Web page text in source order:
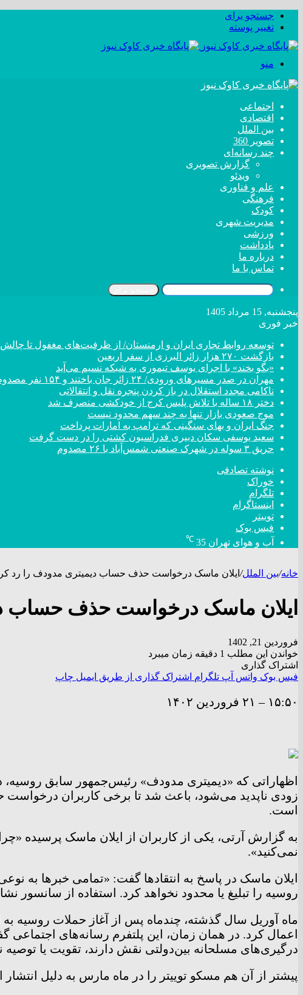
جستجو برای
تغییر پوسته
منو
اجتماعی
اقتصادی
بین الملل
تصویر 360
چند رسانه‌ای
گزارش تصویری
ویدئو
علم و فناوری
فرهنگی
کودک
مدیریت شهری
ورزشی
یادداشت
درباره ما
تماس با ما
پنجشنبه, 15 مرداد 1405
خبر فوری
توسعه روابط تجاری ایران و ارمنستان/ از ظرفیت‌های مغفول تا
بازگشت ۲۷۰ هزار زائر البرزی از سفر اربعین
«بگو بخند» با اجرای یوسف تیموری به شبکه نسیم می‌آید
مهران در صدر مسیر‌های ورودی/ ۲۴ زائر جان باختند و ۱۵۴ نفر مصدوم شدند
ناکامی مجدد استقلال در باز کردن پنجره نقل و انتقالاتی
دختر ‌۱۸‌ ‌ساله‌ با تلاش پلیس کرج از خودکشی منصرف شد
موج صعودی بازار تنها به چند سهم محدود نیست
جنگ ایران و بهای سنگینی که ترامپ به امارات پرداخت
سعید یوسفی سکان دبیری فدراسیون کشتی را در دست گرفت
حریق ۳ سوله در شهرک صنعتی شمس‌آباد با ۲۶ مصدوم
نوشته تصادفی
خوراک
تلگرام
اینستاگرام
توییتر
فیس بوک
آب و هوای تهران 35
℃
خانه/بین الملل/ ایلان ماسک درخواست حذف حساب دیمیتری مدودف را رد
ایلان ماسک درخواست حذف حساب
فروردین 21, 1402
خواندن این مطلب 1 دقیقه زمان میبرد
اشتراک گذاری
فیس بوک واتس آپ تلگرام اشتراک گذاری از طریق ایمیل چاپ
۱۵:۵۰ – ۲۱ فروردين ۱۴۰۲
اظهاراتی که «دیمیتری مدودف» رئیس‌جمهور سابق
زودی ناپدید می‌شود، باعث شد تا برخی کاربران درخواست
است.
به گزارش آرتی، یکی از کاربران از ایلان ماسک پرسیده
نمی‌کنید».
ایلان ماسک در پاسخ به انتقاد‌ها گفت: «تمامی خبر‌ها به
روسیه را تبلیغ یا محدود نخواهد کرد. استفاده از سانسور
ماه آوریل سال گذشته، چندماه پس از آغاز حملات روسیه
اعمال کرد. در همان زمان، این پلتفرم رسانه‌های
درگیری‌های مسلحانه بین‌دولتی نقش دارند، تقویت یا توصیه
پیشتر از آن هم مسکو توییتر را در ماه مارس به دلیل